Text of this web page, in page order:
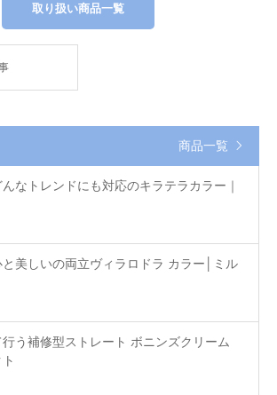
取り扱い商品一覧
商品一覧
んなトレンドにも対応のキラテラカラー｜
美しいの両立ヴィラロドラ カラー│ミル
う補修型ストレート ボニンズクリーム